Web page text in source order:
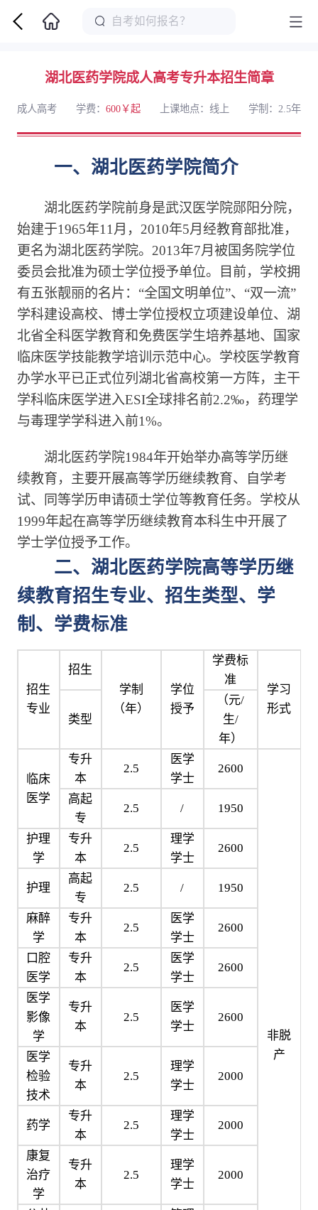
湖北医药学院成人高考专升本招生简章
成人高考 学费： 600￥起 上课地点：线上 学制：2.5年
一、湖北医药学院简介
湖北医药学院前身是武汉医学院郧阳分院，
始建于1965年11月，2010年5月经教育部批准，
更名为湖北医药学院。2013年7月被国务院学位
委员会批准为硕士学位授予单位。目前，学校拥
有五张靓丽的名片：“全国文明单位”、“双一流”
学科建设高校、博士学位授权立项建设单位、湖
北省全科医学教育和免费医学生培养基地、国家
临床医学技能教学培训示范中心。学校医学教育
办学水平已正式位列湖北省高校第一方阵，主干
学科临床医学进入ESI全球排名前2.2‰，药理学
与毒理学学科进入前1%。
湖北医药学院1984年开始举办高等学历继
续教育，主要开展高等学历继续教育、自学考
试、同等学历申请硕士学位等教育任务。学校从
1999年起在高等学历继续教育本科生中开展了
学士学位授予工作。
二、湖北医药学院高等学历继
续教育招生专业、招生类型、学
制、学费标准
招生
专业
招生
学制
（年）
学位
授予
学费标
准
学习
形式
类型
（元/
生/
年）
临床
医学
专升
本
2.5
医学
学士
2600
非脱
产
高起
专
2.5 / 1950
护理
学
专升
本
2.5
理学
学士
2600
护理
高起
专
2.5 / 1950
麻醉
学
专升
本
2.5
医学
学士
2600
口腔
医学
专升
本
2.5
医学
学士
2600
医学
影像
学
专升
本
2.5
医学
学士
2600
医学
检验
技术
专升
本
2.5
理学
学士
2000
药学
专升
本
2.5
理学
学士
2000
康复
治疗
学
专升
本
2.5
理学
学士
2000